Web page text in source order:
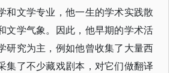
和文学专业，他一生的学术实践散
文学气象。因此，他早期的学术活
研究为主，例如他曾收集了大量西
集了不少藏戏剧本，对它们做翻译